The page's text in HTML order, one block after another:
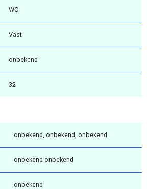
WO
Vast
onbekend
32
onbekend, onbekend, onbekend
onbekend onbekend
onbekend